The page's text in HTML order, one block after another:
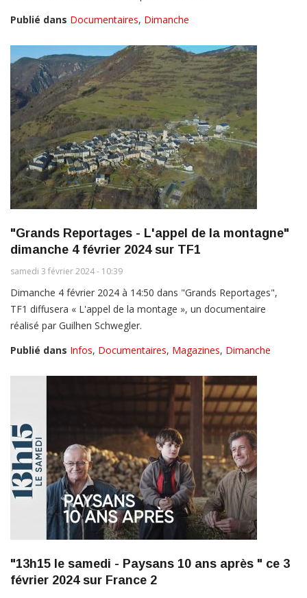
Publié dans Documentaires, Dimanche
"Grands Reportages - L'appel de la montagne"
dimanche 4 février 2024 sur TF1
samedi 3 février 2024 - 10:39
Dimanche 4 février 2024 à 14:50 dans "Grands Reportages",
TF1 diffusera « L'appel de la montage », un documentaire
réalisé par Guilhen Schwegler.
Publié dans Infos, Documentaires, Magazines, Dimanche
"13h15 le samedi - Paysans 10 ans après " ce 3
février 2024 sur France 2